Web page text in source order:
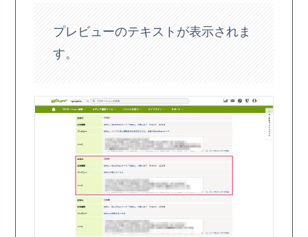
プレビューのテキストが表示されま
す。